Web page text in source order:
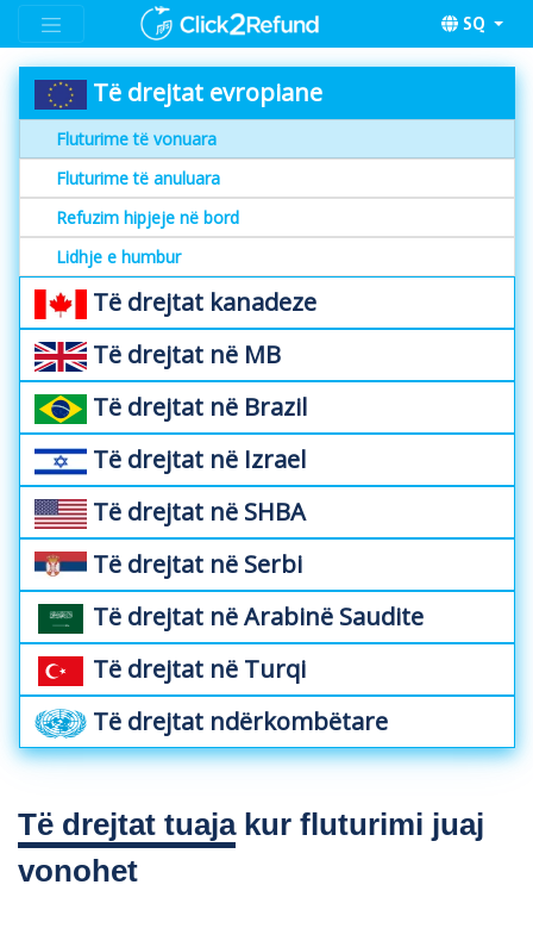
SQ
Të drejtat evropiane
Fluturime të vonuara
Fluturime të anuluara
Refuzim hipjeje në bord
Lidhje e humbur
Të drejtat kanadeze
Të drejtat në MB
Të drejtat në Brazil
Të drejtat në Izrael
Të drejtat në SHBA
Të drejtat në Serbi
Të drejtat në Arabinë Saudite
Të drejtat në Turqi
Të drejtat ndërkombëtare
Të drejtat tuajakur fluturimi juaj
vonohet